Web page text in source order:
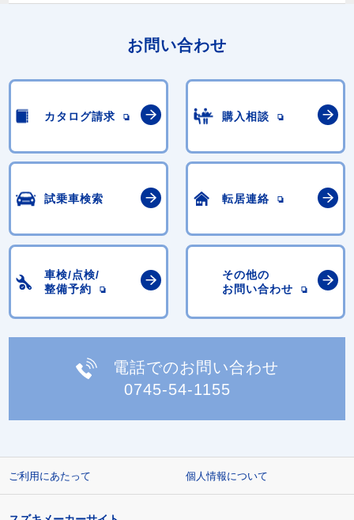
お問い合わせ
カタログ請求 購入相談
試乗車検索 転居連絡
車検/点検/
整備予約
その他の
お問い合わせ
電話でのお問い合わせ
0745-54-1155
ご利用にあたって 個人情報について